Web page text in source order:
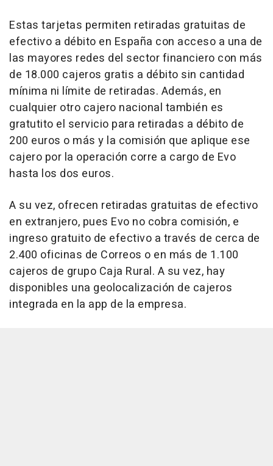
Estas tarjetas permiten retiradas gratuitas de
efectivo a débito en España con acceso a una de
las mayores redes del sector financiero con más
de 18.000 cajeros gratis a débito sin cantidad
mínima ni límite de retiradas. Además, en
cualquier otro cajero nacional también es
gratutito el servicio para retiradas a débito de
200 euros o más y la comisión que aplique ese
cajero por la operación corre a cargo de Evo
hasta los dos euros.
A su vez, ofrecen retiradas gratuitas de efectivo
en extranjero, pues Evo no cobra comisión, e
ingreso gratuito de efectivo a través de cerca de
2.400 oficinas de Correos o en más de 1.100
cajeros de grupo Caja Rural. A su vez, hay
disponibles una geolocalización de cajeros
integrada en la app de la empresa.